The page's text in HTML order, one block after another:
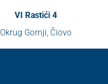
VI Rastići 4
Okrug Gornji, Čiovo